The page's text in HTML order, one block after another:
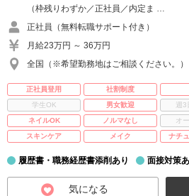
（枠残りわずか／正社員／内定ま …
正社員（無料転職サポート付き）
月給23万円 ～ 36万円
全国（※希望勤務地はご相談ください。）
正社員登用 社割制度
学生OK
男女歓迎 週3
ネイルOK
ノルマなし オ
スキンケア
メイク ナチ
履歴書・職務経歴書添削あり 面接対策
気になる